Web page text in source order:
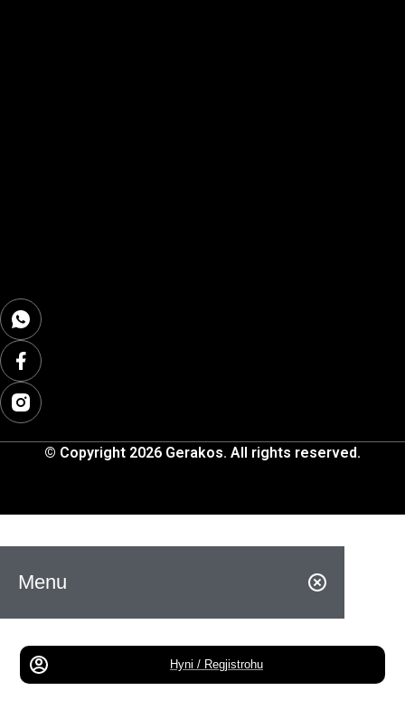
© Copyright 2026 Gerakos. All rights reserved.
Menu
Hyni / Regjistrohu